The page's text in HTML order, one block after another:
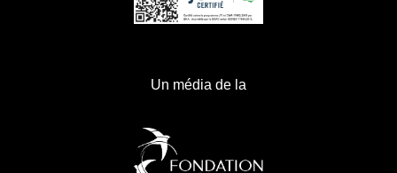
Un média de la